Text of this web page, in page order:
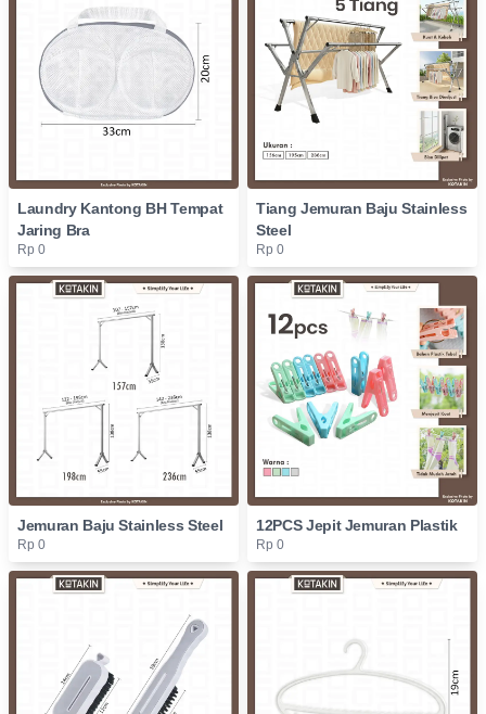
Laundry Kantong BH Tempat
Jaring Bra
Rp 0
Tiang Jemuran Baju Stainless
Steel
Rp 0
Jemuran Baju Stainless Steel
Rp 0
12PCS Jepit Jemuran Plastik
Rp 0